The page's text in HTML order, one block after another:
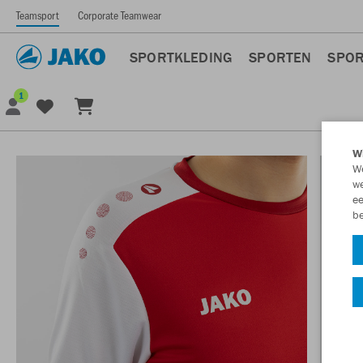
Teamsport Corporate Teamwear
SPORTKLEDING SPORTEN
1